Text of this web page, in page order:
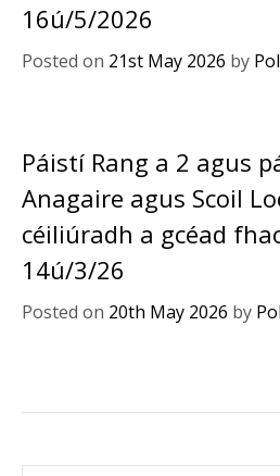
16ú/5/2026
Posted on 21st May 2026 by Pol
Páistí Rang a 2 agus
Anagaire agus Scoil
céiliúradh a gcéad
14ú/3/26
Posted on 20th May 2026 by Pol